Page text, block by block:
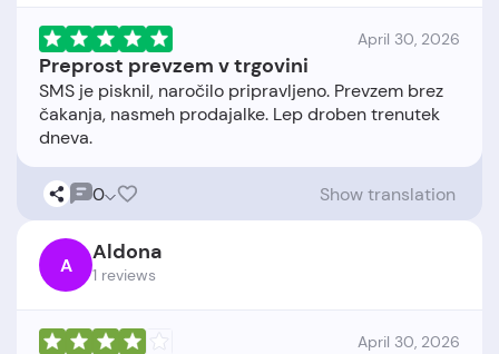
April 30, 2026
Preprost prevzem v trgovini
SMS je pisknil, naročilo pripravljeno. Prevzem brez
čakanja, nasmeh prodajalke. Lep droben trenutek
0 Show translation
A Aldona
1 reviews
April 30, 2026